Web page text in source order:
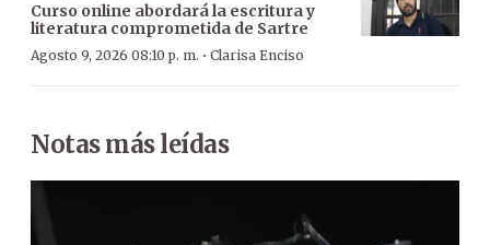
Curso online abordará la escritura y
literatura comprometida de Sartre
Agosto 9, 2026 08:10 p. m. · Clarisa Enciso
Notas más leídas